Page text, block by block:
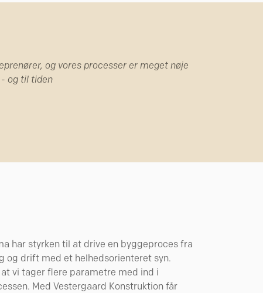
og vores processer er meget nøje
og til tiden
har styrken til at drive en byggeproces fra
og drift med et helhedsorienteret syn.
vi tager flere parametre med ind i
Med Vestergaard Konstruktion får